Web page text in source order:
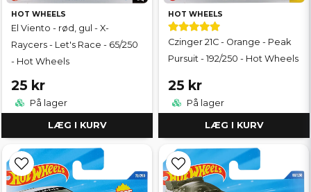
HOT WHEELS
El Viento - rød, gul - X-
Raycers - Let's Race - 65/250
- Hot Wheels
25 kr
På lager
LÆG I KURV
HOT WHEELS
Czinger 21C - Orange - Peak
Pursuit - 192/250 - Hot Wheels
25 kr
På lager
LÆG I KURV